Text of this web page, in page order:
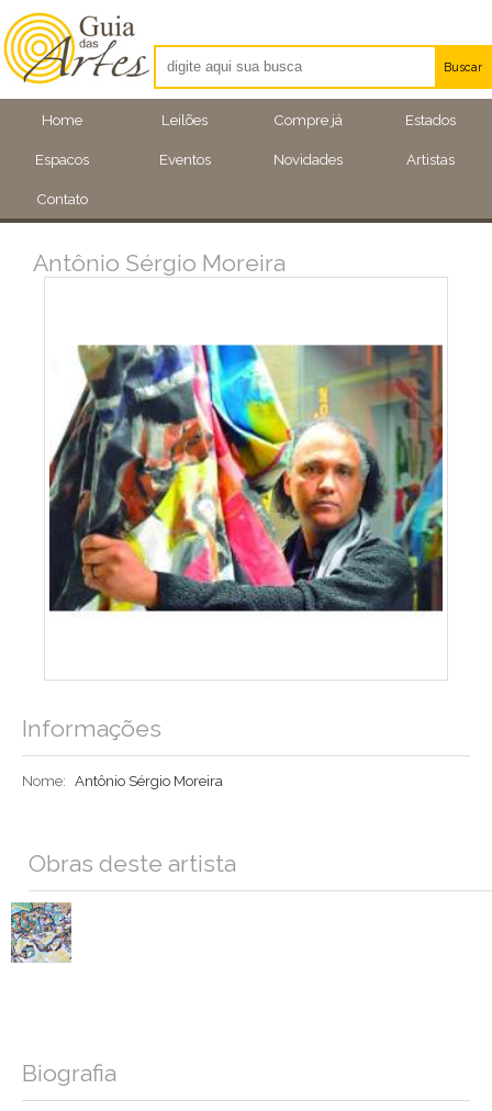
Home Leilões Compre já Estados
Espacos Eventos Novidades Artistas
Contato
Buscar
Artistas
Eventos
Antônio Sérgio Moreira
Informações
Nome: Antônio Sérgio Moreira
Obras deste artista
Biografia